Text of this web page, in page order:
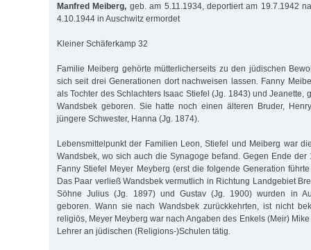
Manfred Meiberg, geb. am 5.11.1934, deportiert am 19.7.1942
4.10.1944 in Auschwitz ermordet
Kleiner Schäferkamp 32
Familie Meiberg gehörte mütterlicherseits zu den jüdischen
sich seit drei Generationen dort nachweisen lassen. Fanny
als Tochter des Schlachters Isaac Stiefel (Jg. 1843) und Jeanette,
Wandsbek geboren. Sie hatte noch einen älteren Bruder,
jüngere Schwester, Hanna (Jg. 1874).
Lebensmittelpunkt der Familien Leon, Stiefel und Meiberg war
Wandsbek, wo sich auch die Synagoge befand. Gegen Ende der
Fanny Stiefel Meyer Meyberg (erst die folgende Generation
Das Paar verließ Wandsbek vermutlich in Richtung Landgebiet
Söhne Julius (Jg. 1897) und Gustav (Jg. 1900) wurden in
geboren. Wann sie nach Wandsbek zurückkehrten, ist nicht
religiös, Meyer Meyberg war nach Angaben des Enkels (Meir)
Lehrer an jüdischen (Religions-)Schulen tätig.